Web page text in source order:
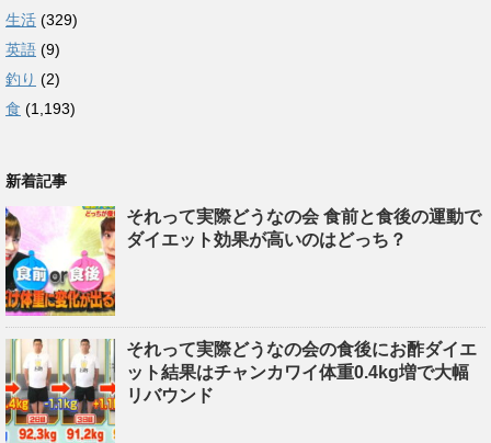
生活 (329)
英語 (9)
釣り (2)
食 (1,193)
新着記事
それって実際どうなの会 食前と食後の運動で
ダイエット効果が高いのはどっち？
それって実際どうなの会の食後にお酢ダイエ
ット結果はチャンカワイ体重0.4kg増で大幅
リバウンド